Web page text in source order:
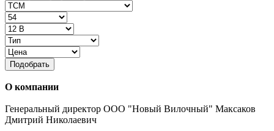
Подобрать
О компании
Генеральный директор ООО "Новый Вилочный" Максаков
Дмитрий Николаевич